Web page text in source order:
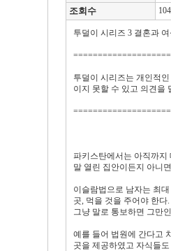
조회수
투덜이 시리즈 3 결혼과 여
====================
투덜이 시리즈는 개인적
이지 못할 수 있고 의견을
====================
파키스탄에서는 아직까지
말 열린 집안이든지 아니
이슬람법으로 남자는 최
곳, 먹을 것을 주어야 한
그냥 말로 통보하면 그만
예를 들어 법원에 간다고
곳을 제공하였고 자식들